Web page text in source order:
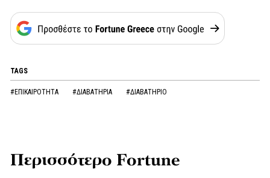
TAGS
#ΕΠΙΚΑΙΡΟΤΗΤΑ #ΔΙΑΒΑΤΗΡΙΑ #ΔΙΑΒΑΤΗΡΙΟ
Περισσότερο Fortune